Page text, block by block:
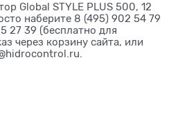
Global STYLE PLUS 500, 12
наберите 8 (495) 902 54 79
27 39 (бесплатно для
через корзину сайта, или